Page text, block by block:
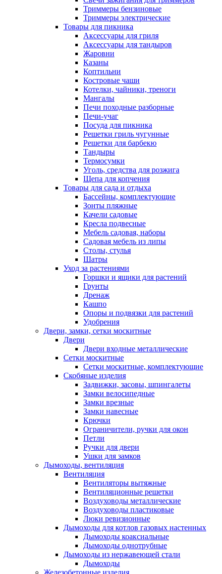
Триммеры бензиновые
Триммеры электрические
Товары для пикника
Аксессуары для гриля
Аксессуары для тандыров
Жаровни
Казаны
Коптильни
Костровые чаши
Котелки, чайники, треноги
Мангалы
Печи походные разборные
Печи-учаг
Посуда для пикника
Решетки гриль чугунные
Решетки для барбекю
Тандыры
Термосумки
Уголь, средства для розжига
Щепа для копчения
Товары для сада и отдыха
Бассейны, комплектующие
Зонты пляжные
Качели садовые
Кресла подвесные
Мебель садовая, наборы
Садовая мебель из липы
Столы, стулья
Шатры
Уход за растениями
Горшки и ящики для растений
Грунты
Дренаж
Кашпо
Опоры и подвязки для растений
Удобрения
Двери, замки, сетки москитные
Двери
Двери входные металлические
Сетки москитные
Сетки москитные, комплектующие
Скобяные изделия
Задвижки, засовы, шпингалеты
Замки велосипедные
Замки врезные
Замки навесные
Крючки
Ограничители, ручки для окон
Петли
Ручки для двери
Ушки для замков
Дымоходы, вентиляция
Вентиляция
Вентиляторы вытяжные
Вентиляционные решетки
Воздуховоды металлические
Воздуховоды пластиковые
Люки ревизионные
Дымоходы для котлов газовых настенных
Дымоходы коаксиальные
Дымоходы однотрубные
Дымоходы из нержавеющей стали
Дымоходы
Железобетонные изделия